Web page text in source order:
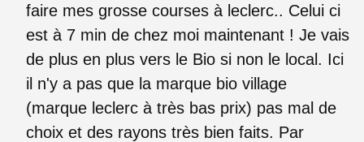
faire mes grosse courses à leclerc.. Celui ci
est à 7 min de chez moi maintenant ! Je vais
de plus en plus vers le Bio si non le local. Ici
il n'y a pas que la marque bio village
(marque leclerc à très bas prix) pas mal de
choix et des rayons très bien faits. Par